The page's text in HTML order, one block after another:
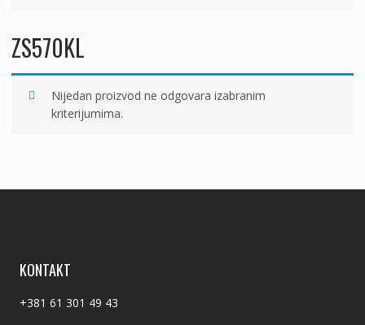
ZS570KL
Nijedan proizvod ne odgovara izabranim
kriterijumima.
KONTAKT
+381 61 301 49 43